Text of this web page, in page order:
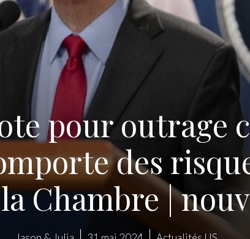
pour outrage
des
Chambre |